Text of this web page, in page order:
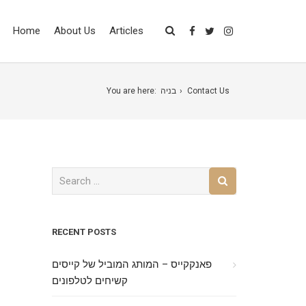
Home About Us Articles
You are here: בניה Contact Us
RECENT POSTS
פאנקקייס – המותג המוביל של קייסים
קשיחים לטלפונים